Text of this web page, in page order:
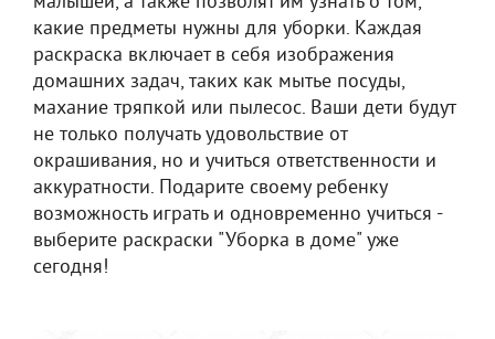
какие предметы нужны для уборки. Каждая
раскраска включает в себя изображения
домашних задач, таких как мытье посуды,
махание тряпкой или пылесос. Ваши дети будут
не только получать удовольствие от
окрашивания, но и учиться ответственности и
аккуратности. Подарите своему ребенку
возможность играть и одновременно учиться -
выберите раскраски "Уборка в доме" уже
сегодня!